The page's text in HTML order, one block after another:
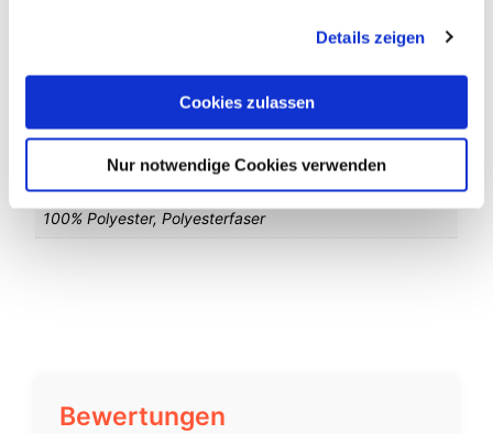
Details zeigen
Cookies zulassen
Nur notwendige Cookies verwenden
Dunkelgrün, Hellgrün
Material
100% Polyester, Polyesterfaser
Bewertungen